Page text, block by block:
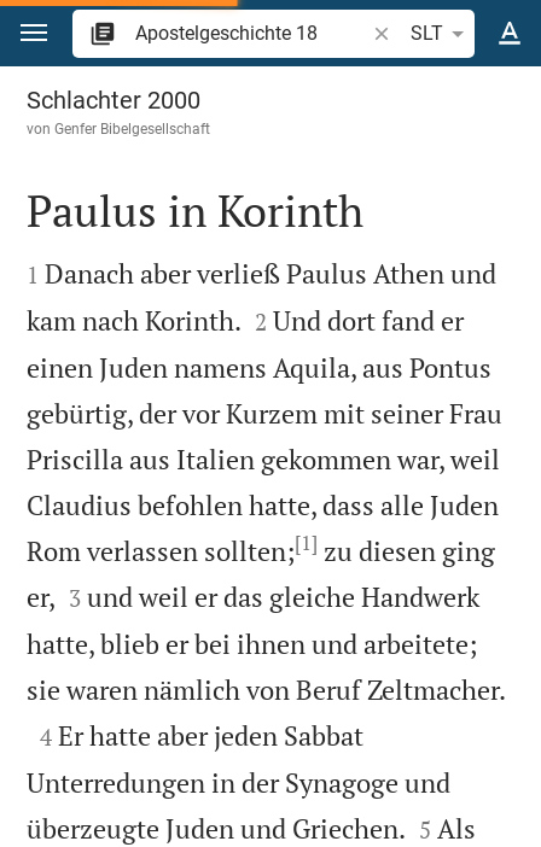
Zum Inhalt springen
Bibelstelle oder
SLT
Apostelgeschichte 18
Schlachter 2000
vonGenfer Bibelgesellschaft

Paulus in Korinth

1 Danach aber verließ Paulus Athen und
kam nach Korinth. 

2 Und dort fand er
einen Juden namens Aquila, aus Pontus
gebürtig, der vor Kurzem mit seiner Frau
Priscilla aus Italien gekommen war, weil
Claudius befohlen hatte, dass alle Juden
Rom verlassen sollten;[1] zu diesen ging
er, 

3 und weil er das gleiche Handwerk
hatte, blieb er bei ihnen und arbeitete;
sie waren nämlich von Beruf Zeltmacher.

4 Er hatte aber jeden Sabbat
Unterredungen in der Synagoge und
überzeugte Juden und Griechen. 

5 Als